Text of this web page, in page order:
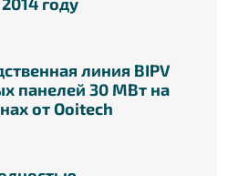
линия BIPV
панелей 30 МВт на
от Ooitech